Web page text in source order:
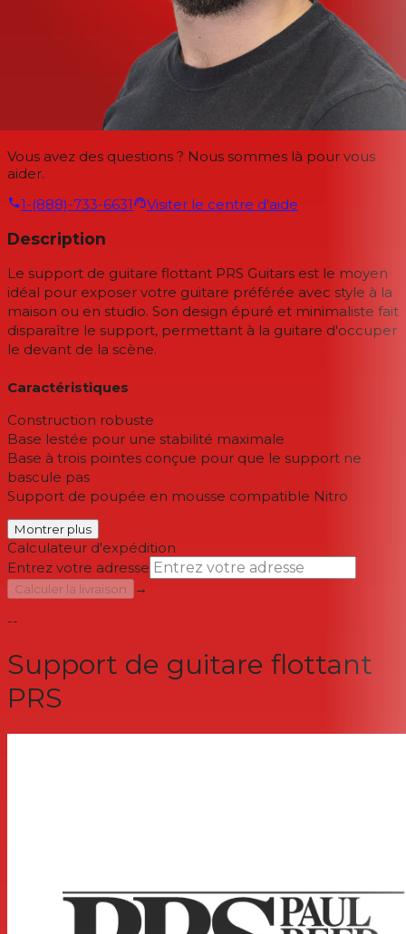
Vous avez des questions ? Nous sommes là pour vous
aider.
1-(888)-733-6631
Visiter le centre d'aide
Description
Le support de guitare flottant PRS Guitars est le moyen
idéal pour exposer votre guitare préférée avec style à la
maison ou en studio. Son design épuré et minimaliste fait
disparaître le support, permettant à la guitare d'occuper
le devant de la scène.
Caractéristiques
Construction robuste
Base lestée pour une stabilité maximale
Base à trois pointes conçue pour que le support ne
bascule pas
Support de poupée en mousse compatible Nitro
Montrer plus
Calculateur d'expédition
Entrez votre adresse
Calculer la livraison
→
--
Support de guitare flottant
PRS